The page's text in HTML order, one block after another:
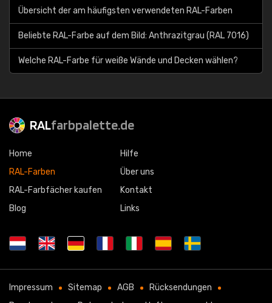
Übersicht der am häufigsten verwendeten RAL-Farben
Beliebte RAL-Farbe auf dem Bild: Anthrazitgrau (RAL 7016)
Welche RAL-Farbe für weiße Wände und Decken wählen?
RALfarbpalette.de
Home
RAL-Farben
RAL-Farbfächer kaufen
Blog
Hilfe
Über uns
Kontakt
Links
Impressum Sitemap AGB
Rücksendungen